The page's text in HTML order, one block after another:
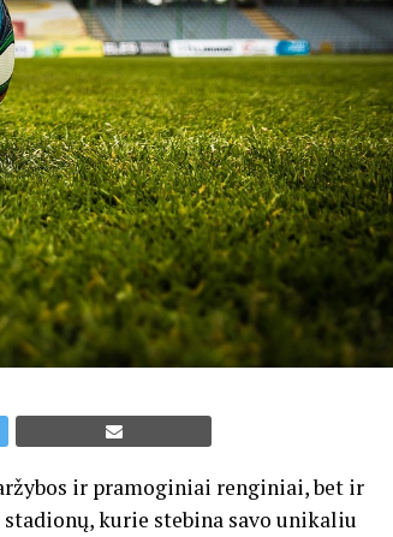
ir pramoginiai renginiai, bet ir
kurie stebina savo unikaliu